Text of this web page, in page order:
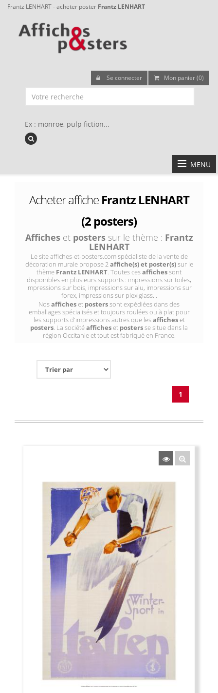
Frantz LENHART - acheter poster Frantz LENHART
Se connecter Mon panier (0)
Ex : monroe, pulp fiction...
MENU
Acheter affiche Frantz LENHART
(2 posters)
Afficheset posterssur le thème : Frantz
LENHART
Le site affiches-et-posters.com spécialiste de la vente de
décoration murale propose 2affiche(s) et poster(s)sur le
thème Frantz LENHART. Toutes cesaffichessont
disponibles en plusieurs supports : impressions sur toiles,
impressions sur bois, impressions sur alu, impressions sur
forex, impressions sur plexiglass...
Nosafficheset posterssont expédiées dans des
emballages spécialisés et toujours roulées ou à plat pour
les supports d'impressions autres que lesafficheset
posters. La sociétéafficheset postersse situe dans la
région Occitanie et tout est fabriqué en France.
1